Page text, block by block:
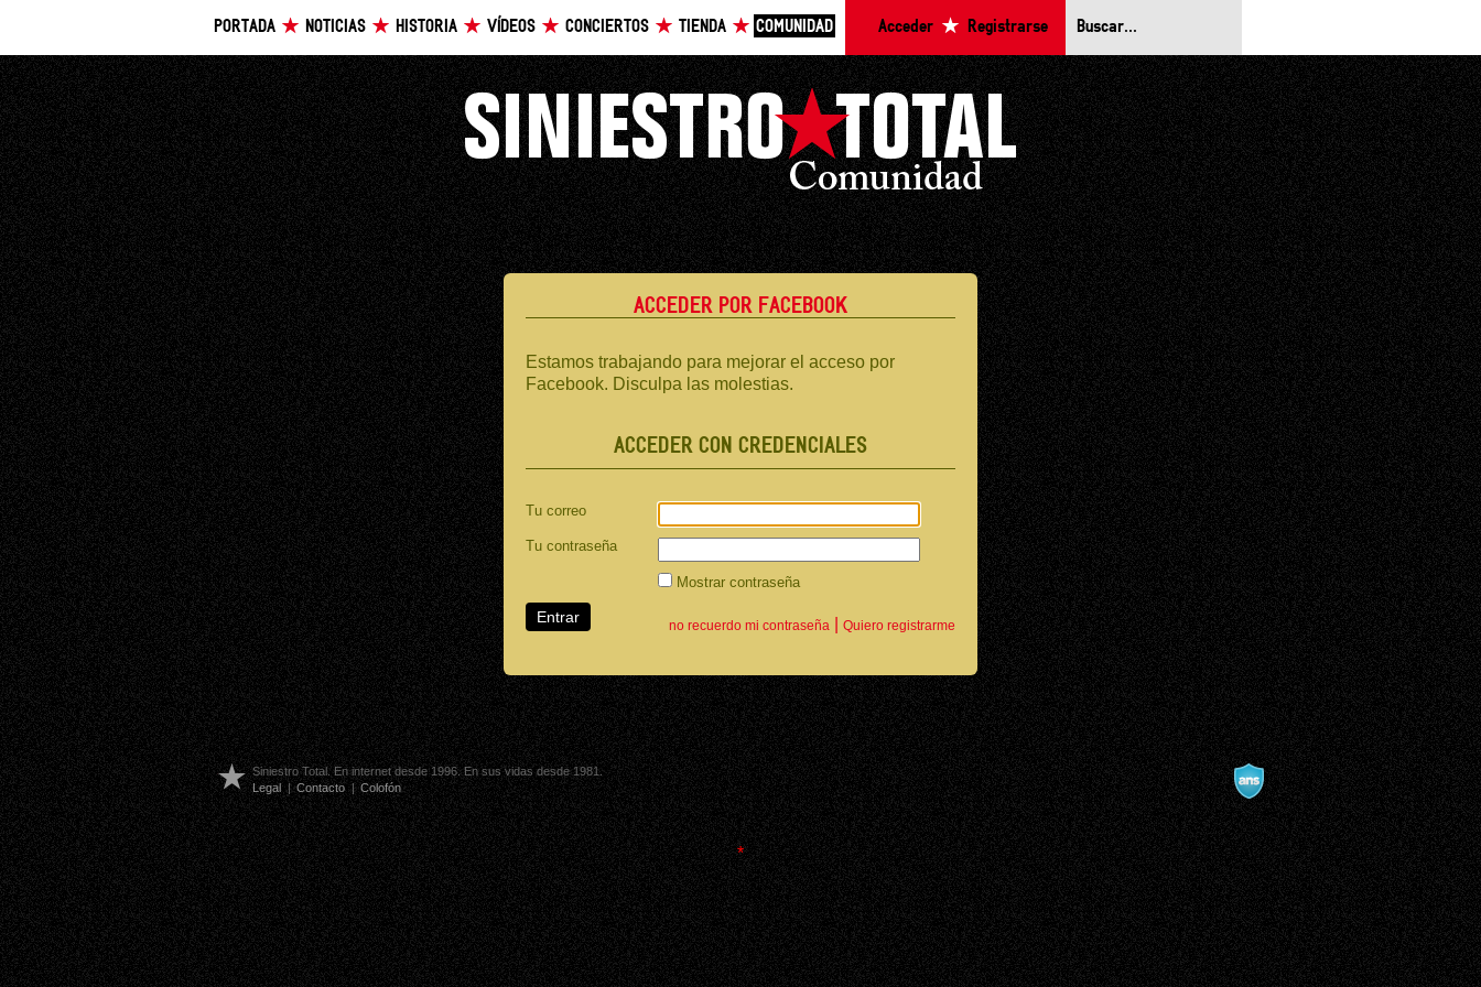
PORTADA NOTICIAS HISTORIA VÍDEOS CONCIERTOS TIENDA COMUNIDAD Acceder Registrarse
ACCEDER POR FACEBOOK
Estamos trabajando para mejorar el acceso por
Facebook. Disculpa las molestias.
ACCEDER CON CREDENCIALES
Tu correo
Tu contraseña
Mostrar contraseña
no recuerdo mi contraseña Quiero registrarme
Siniestro Total. En internet desde 1996. En sus vidas desde 1981.
Legal | Contacto | Colofón
*